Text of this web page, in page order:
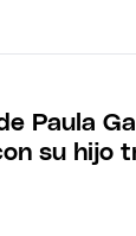
Paula
su hijo